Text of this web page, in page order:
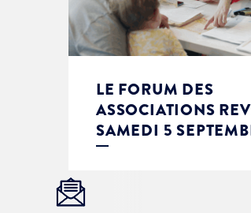
LE FORUM DES
ASSOCIATIONS
SAMEDI 5